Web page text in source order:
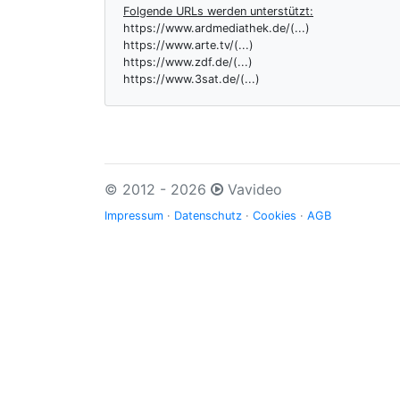
Folgende URLs werden unterstützt:
https://www.ardmediathek.de/(...)
https://www.arte.tv/(...)
https://www.zdf.de/(...)
https://www.3sat.de/(...)
© 2012 - 2026 Vavideo
Impressum · Datenschutz · Cookies · AGB